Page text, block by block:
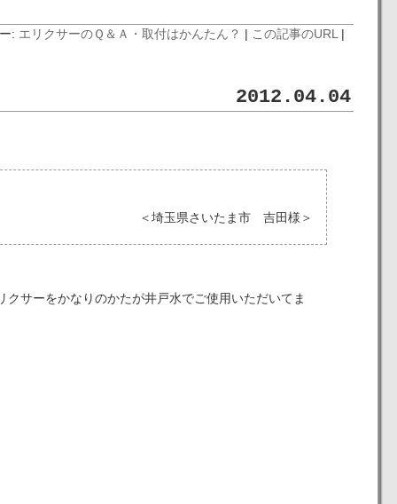
: エリクサーのＱ＆Ａ ・取付はかんたん？ | この記事のURL |
2012.04.04
＜埼玉県さいたま市 吉田様＞
サーをかなりのかたが井戸水でご使用いただいてま